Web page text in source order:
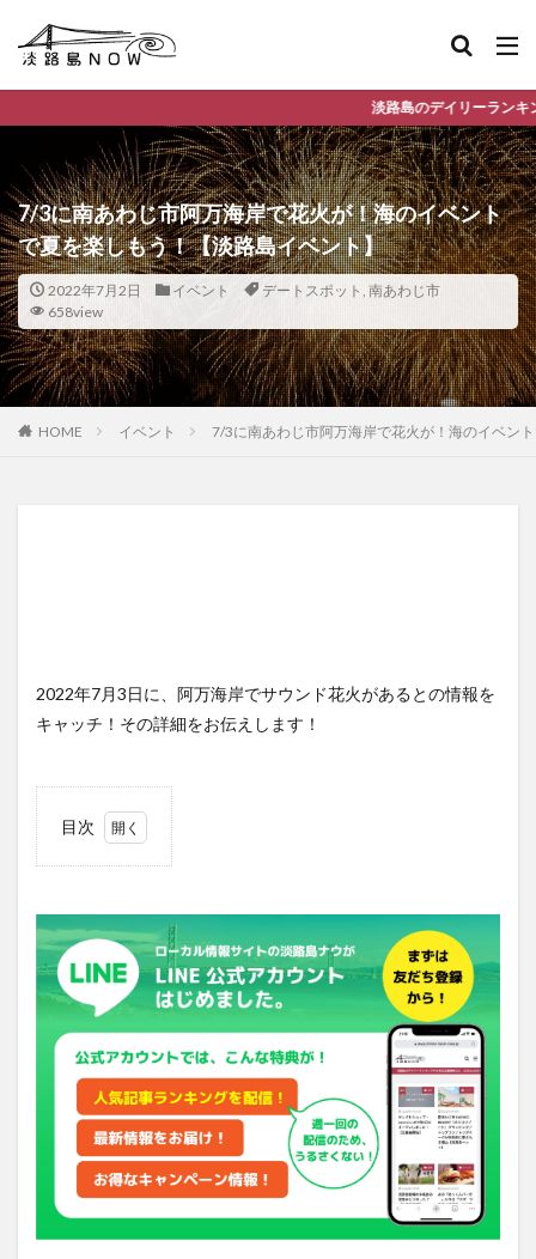
淡路島のデイリーランキングやお得な店舗情報
7/3に南あわじ市阿万海岸で花火が！海のイベント
で夏を楽しもう！【淡路島イベント】
2022年7月2日 イベント デートスポット , 南あわじ市
658view
HOME イベント 7/3に南あわじ市阿万海岸で花火が！海のイベン
2022年7月3日に、阿万海岸でサウンド花火があるとの情報を
キャッチ！その詳細をお伝えします！
目次
じ市
の阿
万海
花火
開催
情報